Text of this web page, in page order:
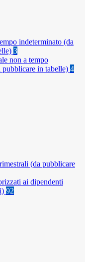
indeterminato (da
3
non a tempo
pubblicare in tabelle) 4
(da pubblicare
ai dipendenti
92